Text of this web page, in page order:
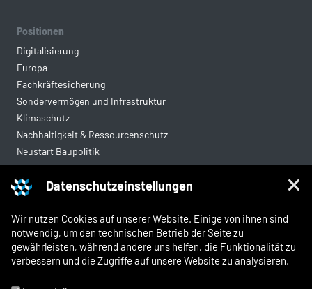
Datenschutzeinstellungen
Wir nutzen Cookies auf unserer Website. Einige von ihnen sind
notwendig, um den technischen Betrieb der Seite zu
gewährleisten, während andere uns helfen, die Funktionalität zu
verbessern und die Zugriffe auf unsere Website zu analysieren.
Positionen
Digitalisierung
Europa
Fachkräftesicherung
Sondervermögen und Infrastruktur
Klimaschutz
Nachhaltigkeit & Ressourcenschutz
Neustart Baupolitik
Kreislaufwirtschaft: Die Mantelverordnung
Mittelstandsgerechte Vergabe
Rechtliches
Kontakt
Impressum